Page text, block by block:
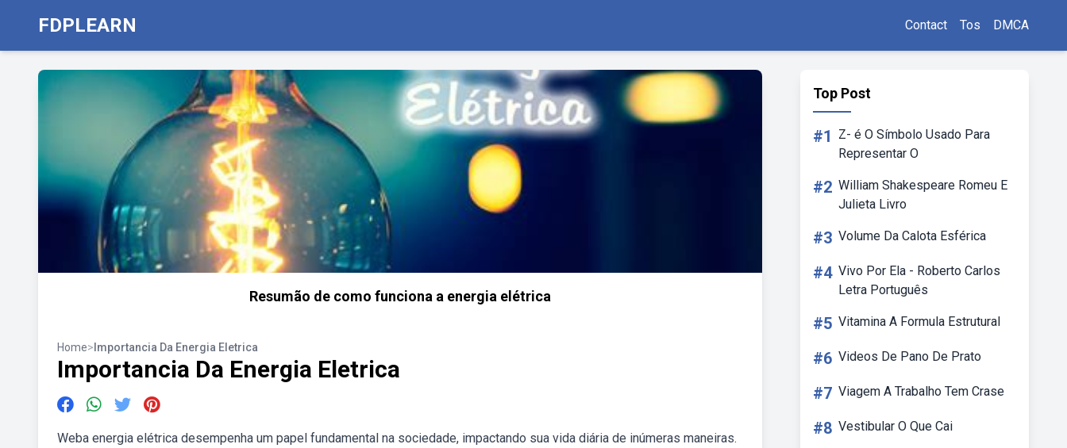
FDPLEARN Contact Tos DMCA
Resumão de como funciona a energia elétrica
Home> Importancia Da Energia Eletrica
Importancia Da Energia Eletrica
Weba energia elétrica desempenha um papel fundamental na sociedade, impactando sua vida diária de inúmeras maneiras.
Top Post
#1
Z- é O Símbolo Usado Para
Representar O
#2 William Shakespeare Romeu E
Julieta Livro
#3 Volume Da Calota Esférica
#4 Vivo Por Ela - Roberto Carlos
Letra Português
#5 Vitamina A Formula Estrutural
#6 Videos De Pano De Prato
#7 Viagem A Trabalho Tem Crase
#8 Vestibular O Que Cai